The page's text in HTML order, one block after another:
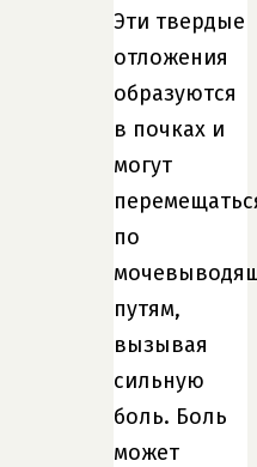
Эти твердые
отложения
образуются
в почках и
могут
по
путям,
вызывая
сильную
боль. Боль
может